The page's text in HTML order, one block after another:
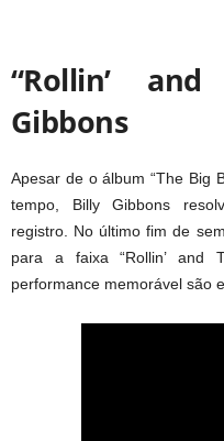
“Rollin’
Gibbons
Apesar de o álbum “The Big
tempo, Billy Gibbons
registro. No último fim de
para a faixa “Rollin’ and
performance memorável são